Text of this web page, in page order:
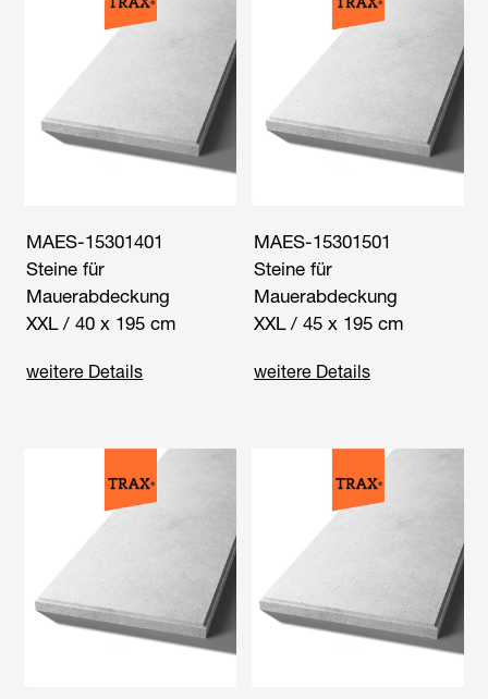
MAES-15301401
Steine für
Mauerabdeckung
XXL / 40 x 195 cm
weitere Details
MAES-15301501
Steine für
Mauerabdeckung
XXL / 45 x 195 cm
weitere Details